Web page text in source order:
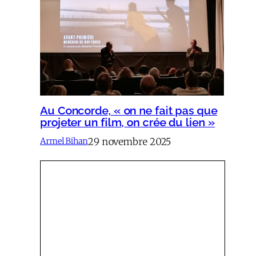
Au Concorde, « on ne fait pas que
projeter un film, on crée du lien »
Armel Bihan29 novembre 2025